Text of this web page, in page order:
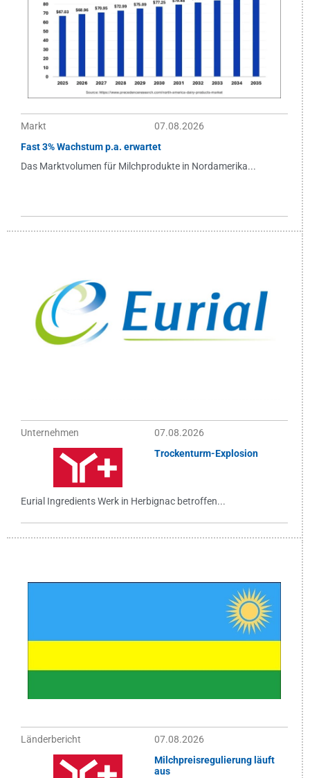
Markt
07.08.2026
Fast 3% Wachstum p.a. erwartet
Das Marktvolumen für Milchprodukte in Nordamerika...
Unternehmen
07.08.2026
Trockenturm-Explosion
Eurial Ingredients Werk in Herbignac betroffen...
Länderbericht
07.08.2026
Milchpreisregulierung läuft
aus